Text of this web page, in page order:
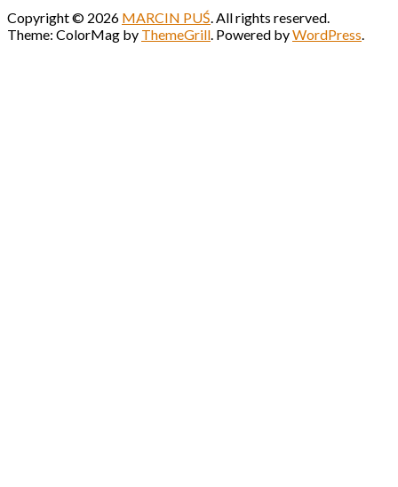
Copyright © 2026 MARCIN PUŚ . All rights reserved.
Theme: ColorMag by ThemeGrill . Powered byWordPress